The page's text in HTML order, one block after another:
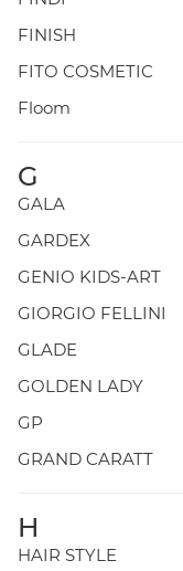
FINISH
FITO COSMETIC
Floom
G
GALA
GARDEX
GENIO KIDS-ART
GIORGIO FELLINI
GLADE
GOLDEN LADY
GP
GRAND CARATT
H
HAIR STYLE